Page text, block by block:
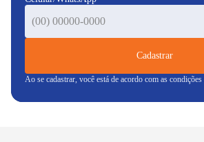
Cadastrar
Ao se cadastrar, você está de acordo com as condições